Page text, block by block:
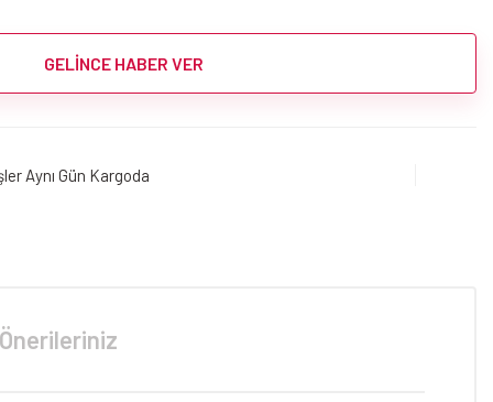
GELİNCE HABER VER
Aynı Gün Kargoda
Önerileriniz